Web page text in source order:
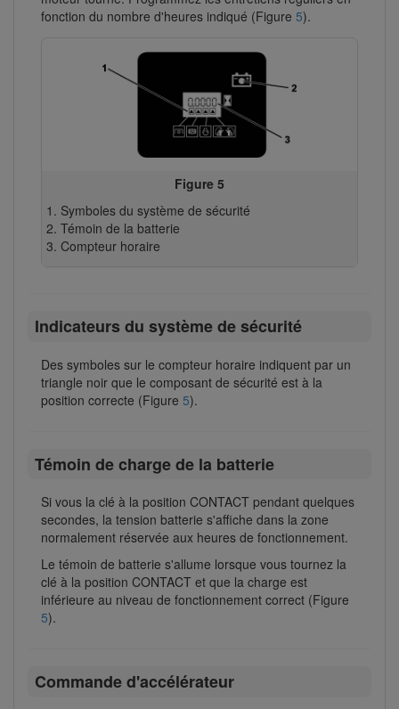
fonction du nombre d'heures indiqué (Figure 5).
Figure 5
Symboles du système de sécurité
Témoin de la batterie
Compteur horaire
Indicateurs du système de sécurité
Des symboles sur le compteur horaire indiquent par un
triangle noir que le composant de sécurité est à la
position correcte (Figure 5).
Témoin de charge de la batterie
Si vous la clé à la position CONTACT pendant quelques
secondes, la tension batterie s'affiche dans la zone
normalement réservée aux heures de fonctionnement.
Le témoin de batterie s'allume lorsque vous tournez la
clé à la position CONTACT et que la charge est
inférieure au niveau de fonctionnement correct (Figure
5).
Commande d'accélérateur